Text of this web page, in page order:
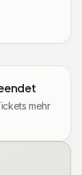
die Freude
mehr